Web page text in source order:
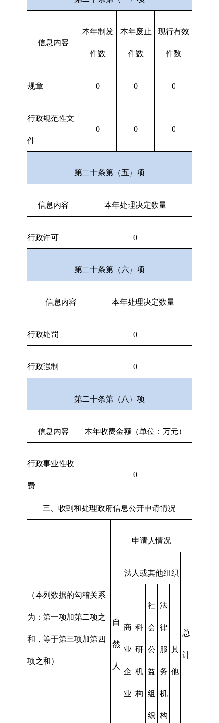
信息内容
本年制发
件数
本年废止
件数
现行有效
件数
规章 0 0 0
行政规范性文
件
0 0 0
第二十条第（五）项
信息内容 本年处理决定数量
行政许可 0
第二十条第（六）项
信息内容 本年处理决定数量
行政处罚 0
行政强制 0
第二十条第（八）项
信息内容 本年收费金额（单位：万元）
行政事业性收
费
0
三、收到和处理政府信息公开申请情况
（本列数据的勾稽关系
为：第一项加第二项之
和，等于第三项加第四
项之和）
申请人情况
自
然
人
法人或其他组织
总
计
商
业
企
业
科
研
机
构
社
会
公
益
组
织
法
律
服
务
机
构
其
他